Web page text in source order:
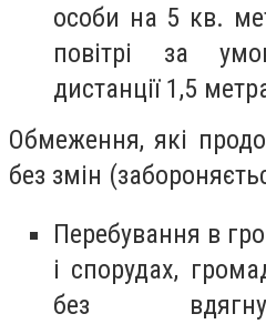
особи на 5 кв.
повітрі за
дистанції 1,5
Обмеження, які
без змін
Перебування в
і спорудах,
без